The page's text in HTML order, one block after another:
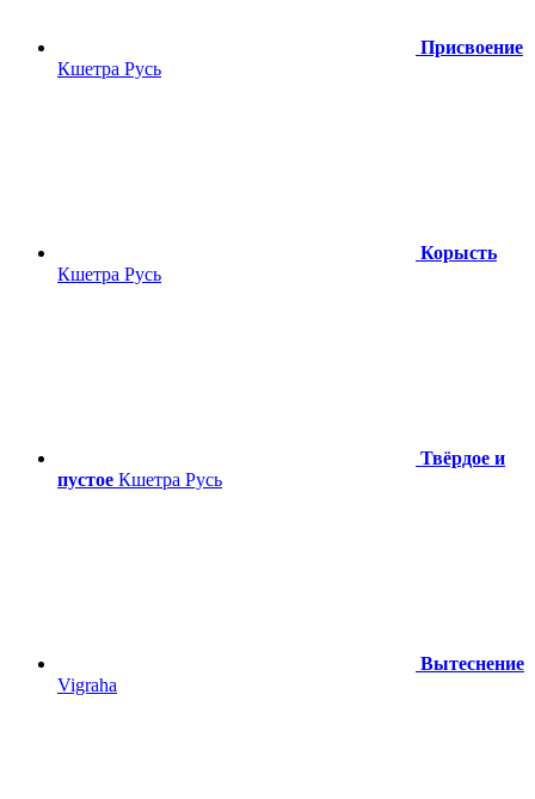
Присвоение
Кшетра Русь
Корысть
Кшетра Русь
Твёрдое и
пустое Кшетра Русь
Вытеснение
Vigraha